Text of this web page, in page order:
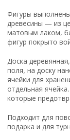
Фигуры
древесины — из
матовым лаком,
фигур покрыто
Доска
поля, на доску
ячейки для
отдельная
которые
Подходит для
подарка и для